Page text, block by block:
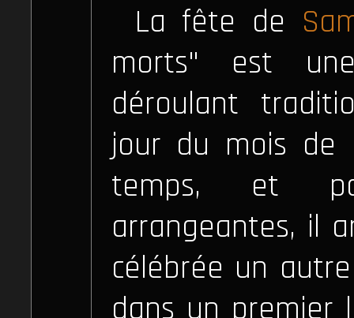
La fête de
morts" est
déroulant
jour du mois de
temps, et
arrangeantes, il
célébrée un
dans un premier